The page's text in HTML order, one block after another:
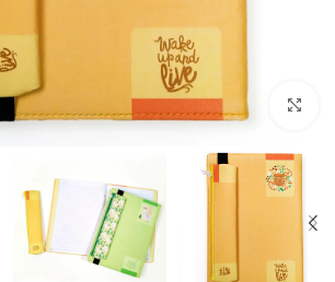
برای بزرگنمایی کلیک کنید